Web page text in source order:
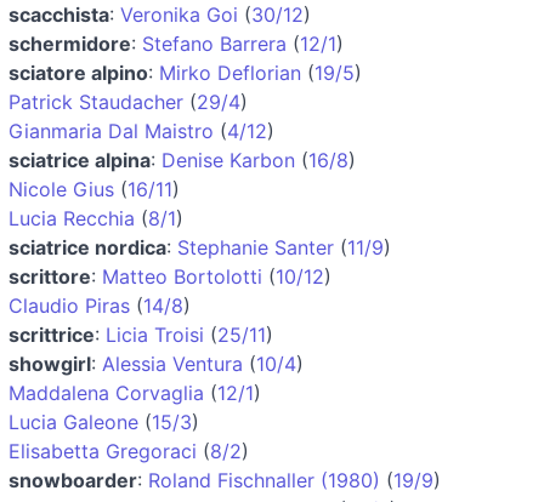
scacchista: Veronika Goi (30/12)
schermidore: Stefano Barrera (12/1)
sciatore alpino: Mirko Deflorian (19/5)
Patrick Staudacher (29/4)
Gianmaria Dal Maistro (4/12)
sciatrice alpina: Denise Karbon (16/8)
Nicole Gius (16/11)
Lucia Recchia (8/1)
sciatrice nordica: Stephanie Santer (11/9)
scrittore: Matteo Bortolotti (10/12)
Claudio Piras (14/8)
scrittrice: Licia Troisi (25/11)
showgirl: Alessia Ventura (10/4)
Maddalena Corvaglia (12/1)
Lucia Galeone (15/3)
Elisabetta Gregoraci (8/2)
snowboarder: Roland Fischnaller (1980) (19/9)